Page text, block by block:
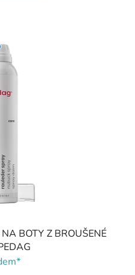
BOTY Z BROUŠENÉ